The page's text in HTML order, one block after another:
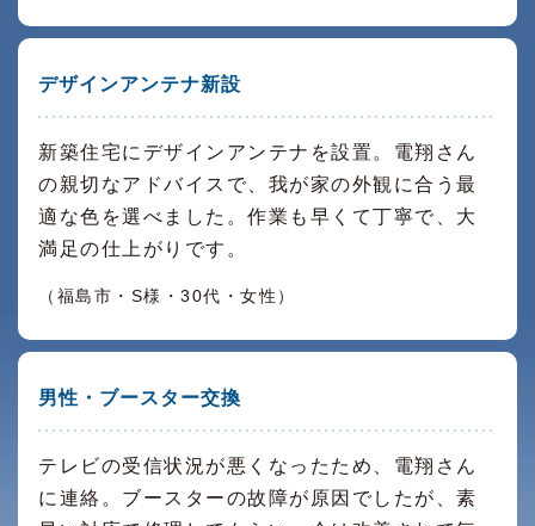
デザインアンテナ新設
新築住宅にデザインアンテナを設置。電翔さん
の親切なアドバイスで、我が家の外観に合う最
適な色を選べました。作業も早くて丁寧で、大
満足の仕上がりです。
（福島市・S様・30代・女性）
男性・ブースター交換
テレビの受信状況が悪くなったため、電翔さん
に連絡。ブースターの故障が原因でしたが、素